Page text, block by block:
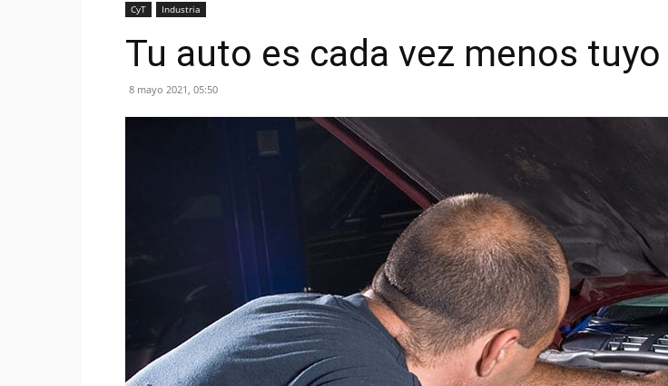
CyT Industria
Tu auto es cada vez menos tuyo
8 mayo 2021, 05:50